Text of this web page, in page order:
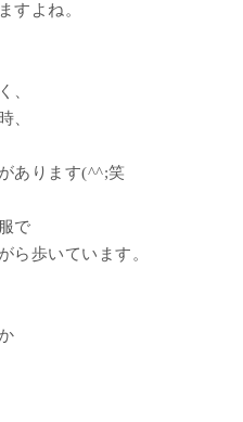
すよね。
、
、
あります(^^;笑
で
ら歩いています。